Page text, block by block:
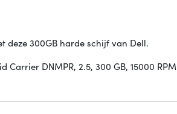
deze 300GB harde schijf van Dell.
Carrier DNMPR, 2.5, 300 GB, 15000 RPM